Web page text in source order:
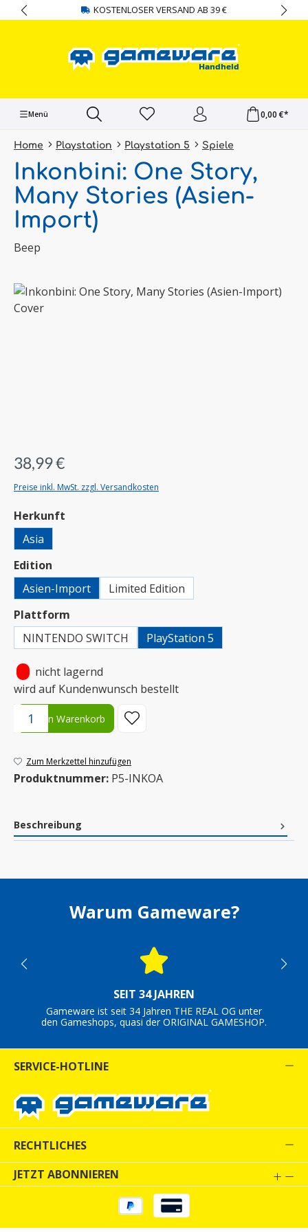
springen KOSTENLOSER VERSAND AB 39 €
Menü 0,00 €*
Home Playstation Playstation 5 Spiele
Inkonbini: One Story,
Many Stories (Asien-
Import)
Beep
Bildergalerie überspringen
38,99 €
Preise inkl. MwSt. zzgl. Versandkosten
Herkunft
Asia
Edition
Asien-Import
Limited Edition
Plattform
NINTENDO SWITCH
PlayStation 5
nicht lagernd
wird auf Kundenwunsch bestellt
Produkt Anzahl: Gib den gewünschten Wert ein oder benutze
In den Warenkorb
Zum Merkzettel hinzufügen
Produktnummer: P5-INKOA
Beschreibung
Warum Gameware?
SEIT 34 JAHREN
Gameware ist seit 34 Jahren THE REAL OG unter
den Gameshops, quasi der ORIGINAL GAMESHOP.
SERVICE-HOTLINE
RECHTLICHES
JETZT ABONNIEREN